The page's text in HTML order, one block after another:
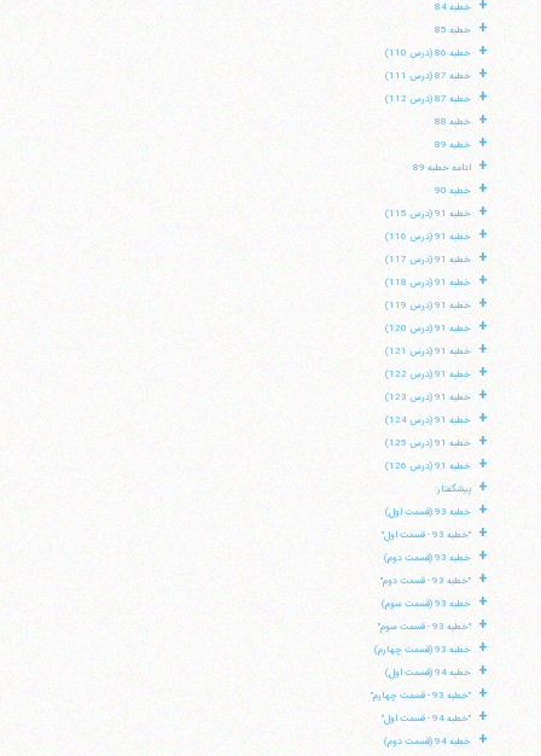
+ خطبه 84
+ خطبه 85
+ خطبه 86 (درس 110)
+ خطبه 87 (درس 111)
+ خطبه 87 (درس 112)
+ خطبه 88
+ خطبه 89
+ ادامه خطبه 89
+ خطبه 90
+ خطبه 91 (درس 115)
+ خطبه 91 (درس 116)
+ خطبه 91 (درس 117)
+ خطبه 91 (درس 118)
+ خطبه 91 (درس 119)
+ خطبه 91 (درس 120)
+ خطبه 91 (درس 121)
+ خطبه 91 (درس 122)
+ خطبه 91 (درس 123)
+ خطبه 91 (درس 124)
+ خطبه 91 (درس 125)
+ خطبه 91 (درس 126)
+ پیشگفتار:
+ خطبه 93 (قسمت اول)
+ "خطبه 93 - قسمت اول"
+ خطبه 93 (قسمت دوم)
+ "خطبه 93 - قسمت دوم"
+ خطبه 93 (قسمت سوم)
+ "خطبه 93 - قسمت سوم"
+ خطبه 93 (قسمت چهارم)
+ خطبه 94 (قسمت اول)
+ "خطبه 93 - قسمت چهارم"
+ "خطبه 94 - قسمت اول"
+ خطبه 94 (قسمت دوم)